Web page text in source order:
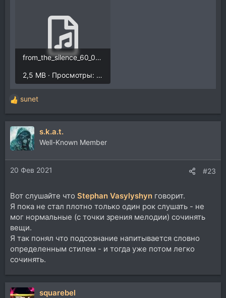
from_the_silence_60_01.mp3
2,5 MB · Просмотры: 2.196
Р
е
а
к
ц
и
и
:
sunet
s.k.a.t.
Well-Known Member
20 Фев 2021 #23
Вот слушайте что Stephan Vasylyshyn говорит.
Я пока не стал плотно только один рок слушать - не
мог нормальные (с точки зрения мелодии) сочинять
вещи.
Я так понял что подсознание напитывается словно
определенным стилем - и тогда уже потом легко
сочинять.
squarebel